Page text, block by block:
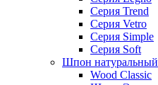
Серия Trend
Серия Vetro
Серия Simple
Серия Soft
Шпон натуральный
Wood Classic